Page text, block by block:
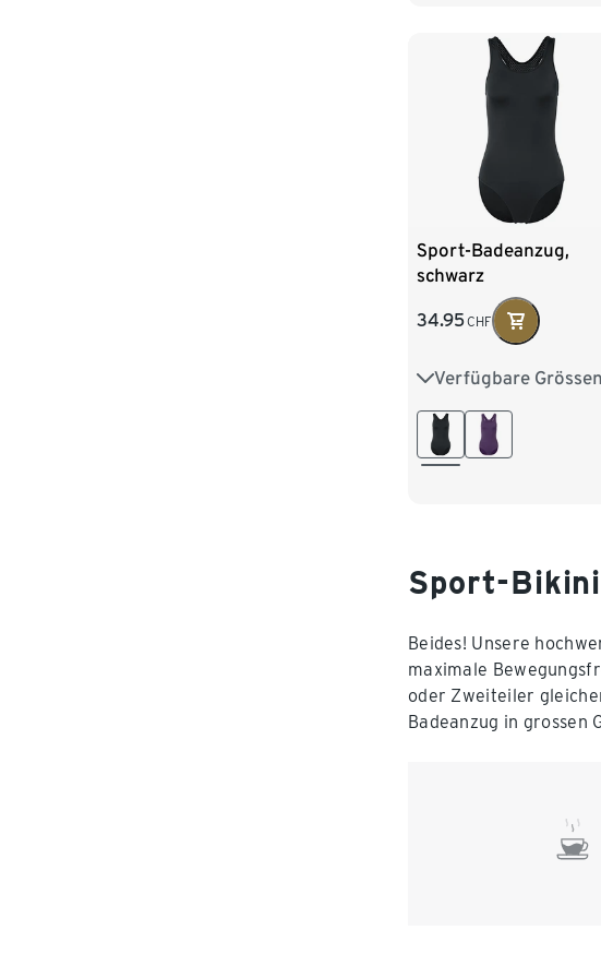
Sport-Badeanzug,
schwarz
34.95CHF
Verfügbare Grössen
36 38 40 42
44 46
Sport-Bikini
Beides! Unsere
maximale
oder Zweiteiler
Badeanzug in grossen